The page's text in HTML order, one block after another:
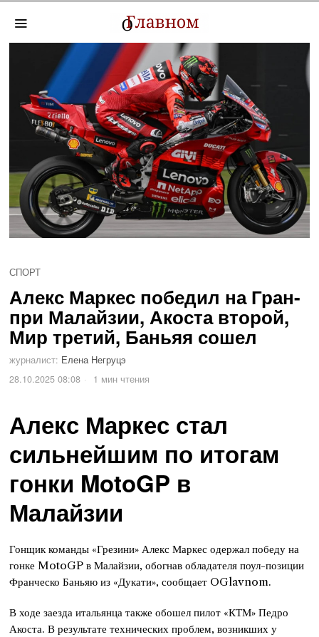
СПОРТ
Алекс Маркес победил на Гран-
при Малайзии, Акоста второй,
Мир третий, Баньяя сошел
журналист: Елена Негруцэ
28.10.2025 08:08
1 мин чтения
Алекс Маркес стал
сильнейшим по итогам
гонки MotoGP в
Малайзии
Гонщик команды «Грезини» Алекс Маркес одержал победу на
гонке MotoGP в Малайзии, обогнав обладателя поул-позиции
Франческо Баньяю из «Дукати», сообщает OGlavnom.
В ходе заезда итальянца также обошел пилот «КТМ» Педро
Акоста. В результате технических проблем, возникших у